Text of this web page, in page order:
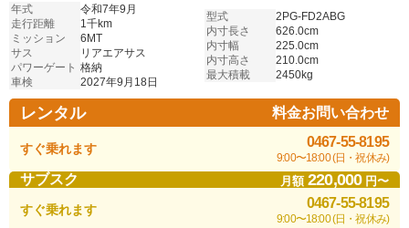
年式
令和7年9月
走行距離
1千km
ミッション
6MT
サス
リアエアサス
パワーゲート 格納
車検
2027年9月18日
型式
2PG-FD2ABG
内寸長さ
626.0cm
内寸幅
225.0cm
内寸高さ
210.0cm
最大積載
2450kg
レンタル 料金お問い合わせ
すぐ乗れます 0467-55-8195
9:00〜18:00 (日・祝休み)
サブスク 月額220,000円〜
すぐ乗れます 0467-55-8195
9:00〜18:00 (日・祝休み)